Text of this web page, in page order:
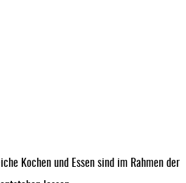
Kochen und Essen sind im Rahmen der